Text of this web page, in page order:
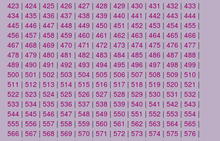
423 | 424 | 425 | 426 | 427 | 428 | 429 | 430 | 431 | 432 | 433 |
434 | 435 | 436 | 437 | 438 | 439 | 440 | 441 | 442 | 443 | 444 |
445 | 446 | 447 | 448 | 449 | 450 | 451 | 452 | 453 | 454 | 455 |
456 | 457 | 458 | 459 | 460 | 461 | 462 | 463 | 464 | 465 | 466 |
467 | 468 | 469 | 470 | 471 | 472 | 473 | 474 | 475 | 476 | 477 |
478 | 479 | 480 | 481 | 482 | 483 | 484 | 485 | 486 | 487 | 488 |
489 | 490 | 491 | 492 | 493 | 494 | 495 | 496 | 497 | 498 | 499 |
500 | 501 | 502 | 503 | 504 | 505 | 506 | 507 | 508 | 509 | 510 |
511 | 512 | 513 | 514 | 515 | 516 | 517 | 518 | 519 | 520 | 521 |
522 | 523 | 524 | 525 | 526 | 527 | 528 | 529 | 530 | 531 | 532 |
533 | 534 | 535 | 536 | 537 | 538 | 539 | 540 | 541 | 542 | 543 |
544 | 545 | 546 | 547 | 548 | 549 | 550 | 551 | 552 | 553 | 554 |
555 | 556 | 557 | 558 | 559 | 560 | 561 | 562 | 563 | 564 | 565 |
566 | 567 | 568 | 569 | 570 | 571 | 572 | 573 | 574 | 575 | 576 |